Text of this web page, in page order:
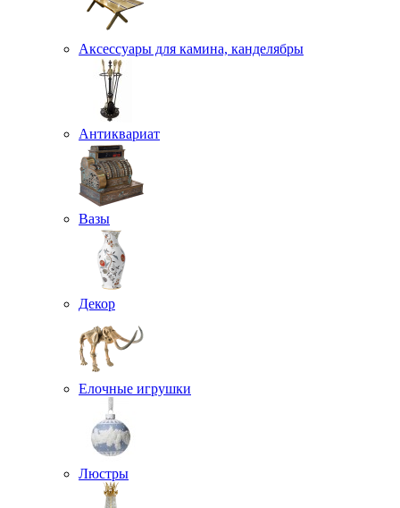
Аксессуары для камина, канделябры
Антиквариат
Вазы
Декор
Елочные игрушки
Люстры